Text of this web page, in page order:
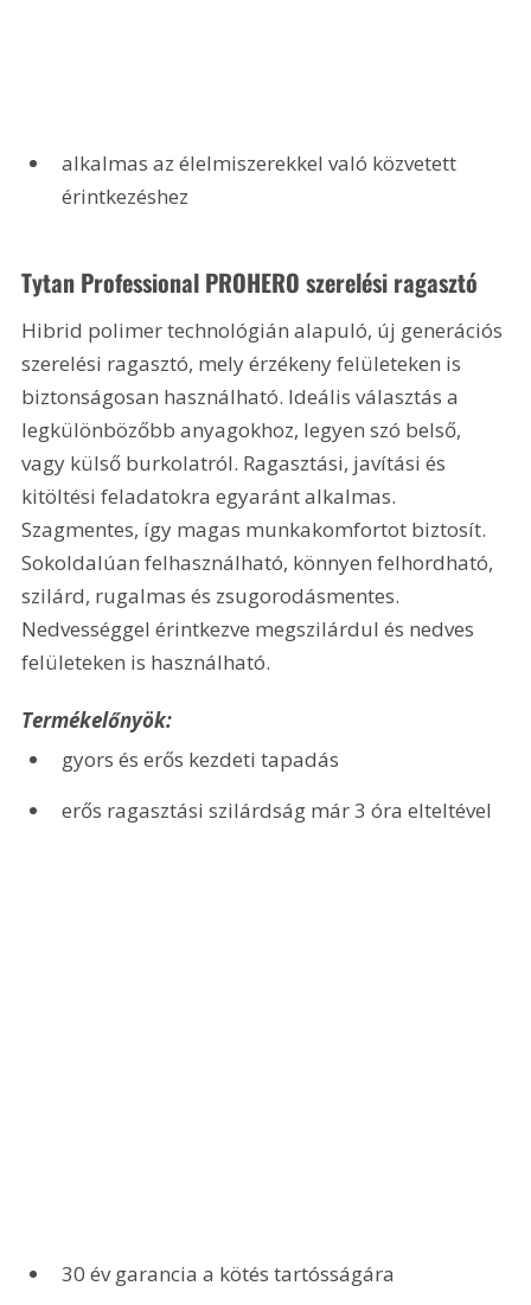
alkalmas az élelmiszerekkel való közvetett
érintkezéshez
Tytan Professional PROHERO szerelési ragasztó
Hibrid polimer technológián alapuló, új generációs
szerelési ragasztó, mely érzékeny felületeken is
biztonságosan használható. Ideális választás a
legkülönbözőbb anyagokhoz, legyen szó belső,
vagy külső burkolatról. Ragasztási, javítási és
kitöltési feladatokra egyaránt alkalmas.
Szagmentes, így magas munkakomfortot biztosít.
Sokoldalúan felhasználható, könnyen felhordható,
szilárd, rugalmas és zsugorodásmentes.
Nedvességgel érintkezve megszilárdul és nedves
felületeken is használható.
Termékelőnyök:
gyors és erős kezdeti tapadás
erős ragasztási szilárdság már 3 óra elteltével
30 év garancia a kötés tartósságára